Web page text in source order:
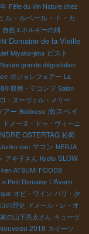
Fête du Vin Nature chez
ル・ルペール・ド・カ
自然エネルギーの畑
Domaine de la Vieille
Miyako-jima ビスト
grande dégustation
ボジョレフェアー La
年収穫・デコンブ Salon
・ヌーヴェル・メリー
アー Boldness 南スペイ
ドメーヌ・ドゥ・ヴィーニ
OSTERTAG 松岡
san マコン NERJA
アキ子さん Kyoto SLOW
ATSUMI FOODS
Le Petit Domaine L'Avenir
オビ・ワイン パリ・夕
の歴史 ドメール・レ・オ
の山下亮太さん キューヴ
2018 スイーツ